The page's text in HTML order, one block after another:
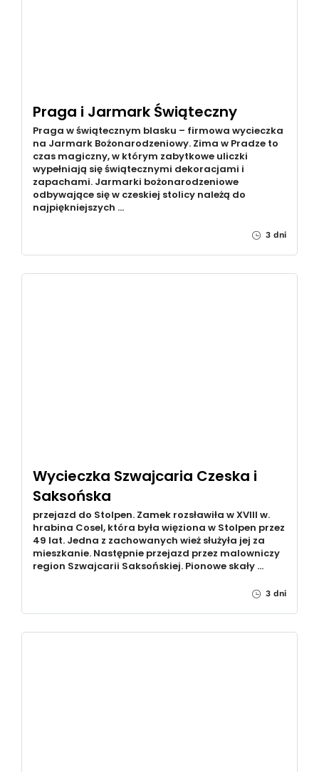
Praga i Jarmark Świąteczny
Praga w świątecznym blasku – firmowa wycieczka
na Jarmark Bożonarodzeniowy. Zima w Pradze to
czas magiczny, w którym zabytkowe uliczki
wypełniają się świątecznymi dekoracjami i
zapachami. Jarmarki bożonarodzeniowe
odbywające się w czeskiej stolicy należą do
najpiękniejszych …
3 dni
Wycieczka Szwajcaria Czeska i
Saksońska
przejazd do Stolpen. Zamek rozsławiła w XVIII w.
hrabina Cosel, która była więziona w Stolpen przez
49 lat. Jedna z zachowanych wież służyła jej za
mieszkanie. Następnie przejazd przez malowniczy
region Szwajcarii Saksońskiej. Pionowe skały …
3 dni